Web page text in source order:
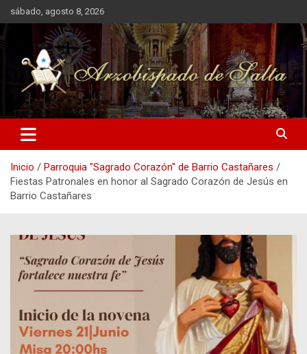
Saltar
al
contenido
sábado, agosto 8, 2026
Arzobispado de Salta
Arzobispado de Salta
Inicio
Parroquia "Sagrado Corazón" de Barrio Castañares
Fiestas Patronales en honor al Sagrado Corazón de Jesús en
Barrio Castañares